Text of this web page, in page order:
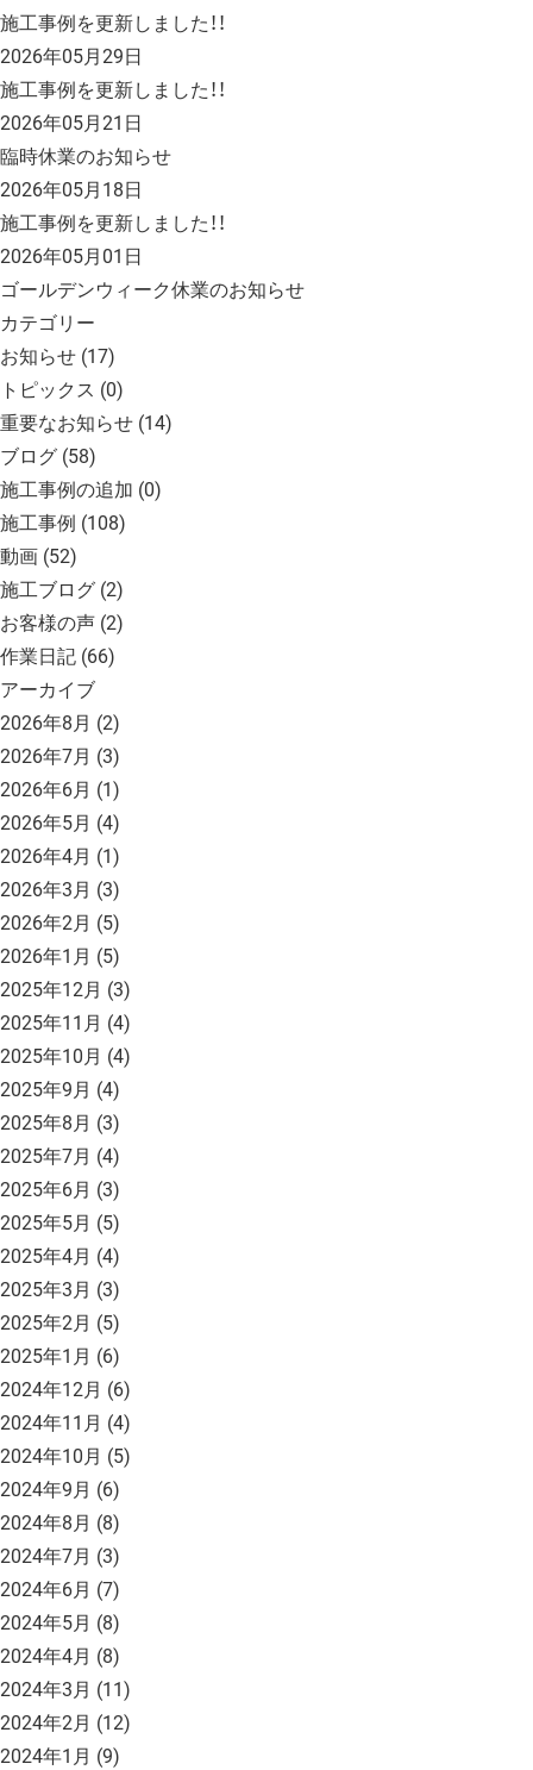
施工事例を更新しました！！
2026年05月29日
施工事例を更新しました！！
2026年05月21日
臨時休業のお知らせ
2026年05月18日
施工事例を更新しました！！
2026年05月01日
ゴールデンウィーク休業のお知らせ
カテゴリー
お知らせ (17)
トピックス (0)
重要なお知らせ (14)
ブログ (58)
施工事例の追加 (0)
施工事例 (108)
動画 (52)
施工ブログ (2)
お客様の声 (2)
作業日記 (66)
アーカイブ
2026年8月 (2)
2026年7月 (3)
2026年6月 (1)
2026年5月 (4)
2026年4月 (1)
2026年3月 (3)
2026年2月 (5)
2026年1月 (5)
2025年12月 (3)
2025年11月 (4)
2025年10月 (4)
2025年9月 (4)
2025年8月 (3)
2025年7月 (4)
2025年6月 (3)
2025年5月 (5)
2025年4月 (4)
2025年3月 (3)
2025年2月 (5)
2025年1月 (6)
2024年12月 (6)
2024年11月 (4)
2024年10月 (5)
2024年9月 (6)
2024年8月 (8)
2024年7月 (3)
2024年6月 (7)
2024年5月 (8)
2024年4月 (8)
2024年3月 (11)
2024年2月 (12)
2024年1月 (9)